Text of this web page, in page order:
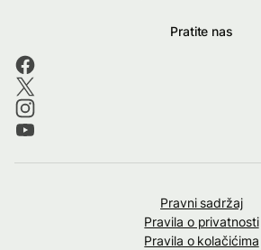
Pratite nas
Pravni sadržaj
Pravila o privatnosti
Pravila o kolačićima